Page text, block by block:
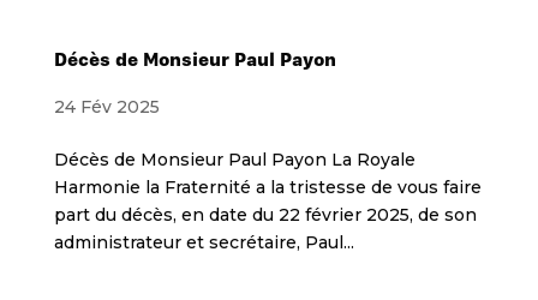
Décès de Monsieur Paul Payon
24 Fév 2025
Décès de Monsieur Paul Payon La Royale
Harmonie la Fraternité a la tristesse de vous faire
part du décès, en date du 22 février 2025, de son
administrateur et secrétaire, Paul...